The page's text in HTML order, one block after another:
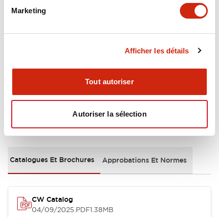
Marketing
Afficher les détails
Tout autoriser
Autoriser la sélection
Functional Specifications
Mounting and Installation Specifications
Documents et fichiers
Catalogues Et Brochures Approbations Et Normes
CW Catalog
04/09/2025.PDF1.38MB